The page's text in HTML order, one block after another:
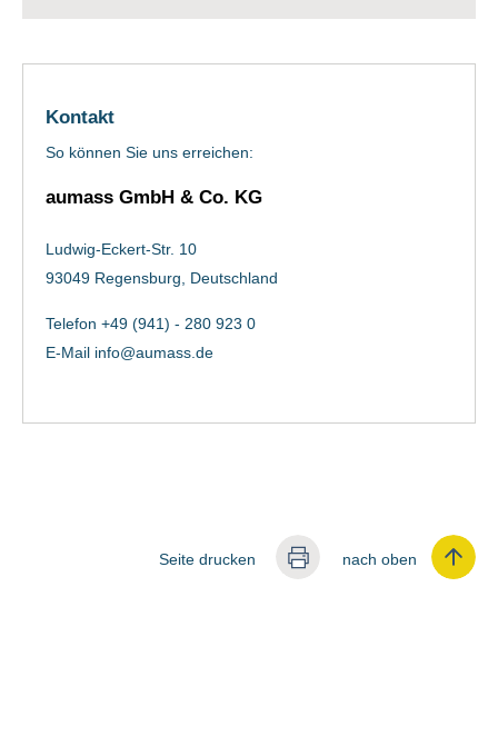
Kontakt
So können Sie uns erreichen:
aumass GmbH & Co. KG
Ludwig-Eckert-Str. 10
93049 Regensburg, Deutschland
Telefon +49 (941) - 280 923 0
E-Mail info@aumass.de
nach oben
Seite drucken